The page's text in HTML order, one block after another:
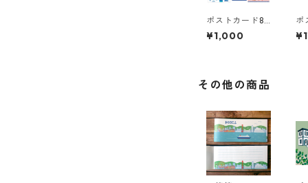
ポストカード8
枚セット
¥1,000
神
その他の商品